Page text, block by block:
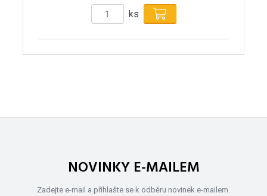
ks
NOVINKY E-MAILEM
Zadejte e-mail a přihlašte se k odběru novinek e-mailem.